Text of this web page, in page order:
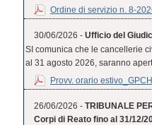
Ordine di servizio n. 8-
30/06/2026 - Ufficio del
SI comunica che le cancellerie
al 31 agosto 2026, saranno
Provv. orario
26/06/2026 - TRIBUNALE
Corpi di Reato fino al 31/12/